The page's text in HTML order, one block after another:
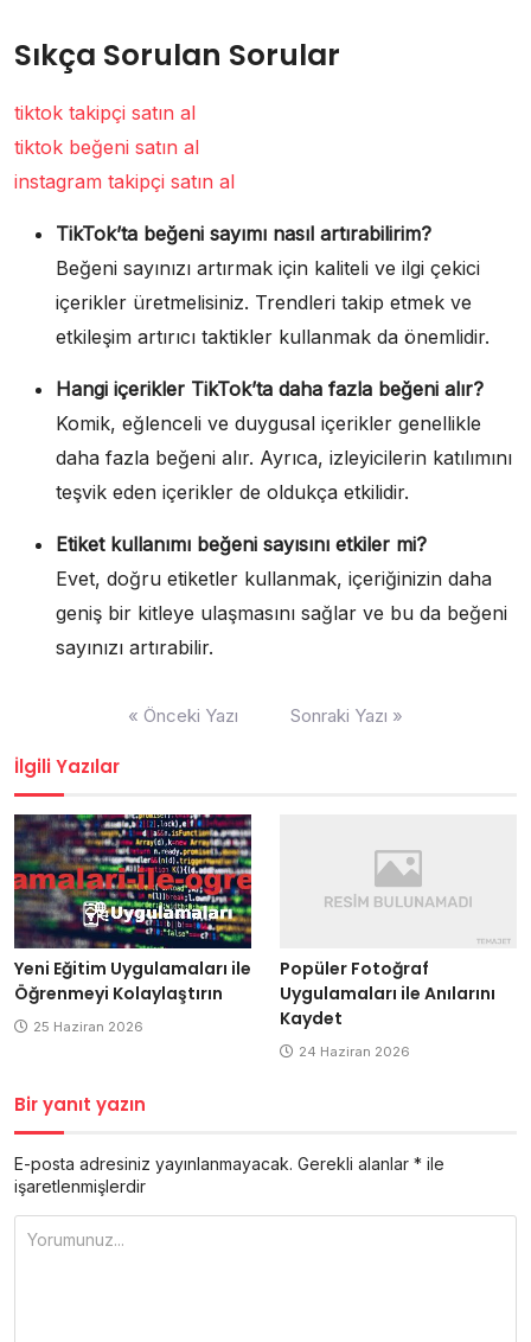
Sıkça Sorulan Sorular
tiktok takipçi satın al
tiktok beğeni satın al
instagram takipçi satın al
TikTok’ta beğeni sayımı nasıl artırabilirim?
Beğeni sayınızı artırmak için kaliteli ve ilgi çekici
içerikler üretmelisiniz. Trendleri takip etmek ve
etkileşim artırıcı taktikler kullanmak da önemlidir.
Hangi içerikler TikTok’ta daha fazla beğeni alır?
Komik, eğlenceli ve duygusal içerikler genellikle
daha fazla beğeni alır. Ayrıca, izleyicilerin katılımını
teşvik eden içerikler de oldukça etkilidir.
Etiket kullanımı beğeni sayısını etkiler mi?
Evet, doğru etiketler kullanmak, içeriğinizin daha
geniş bir kitleye ulaşmasını sağlar ve bu da beğeni
sayınızı artırabilir.
« Önceki Yazı Sonraki Yazı »
İlgili Yazılar
Yeni Eğitim Uygulamaları ile
Öğrenmeyi Kolaylaştırın
25 Haziran 2026
Popüler Fotoğraf
Uygulamaları ile Anılarını
Kaydet
24 Haziran 2026
Bir yanıt yazın
E-posta adresiniz yayınlanmayacak. Gerekli alanlar * ile
işaretlenmişlerdir